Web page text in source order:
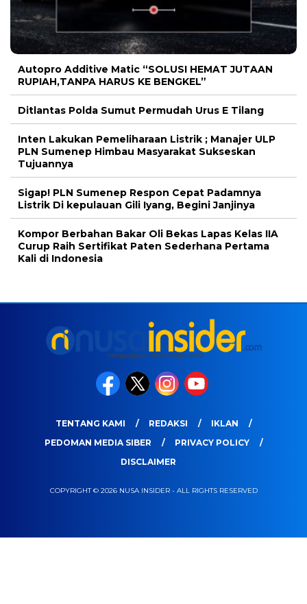
Autopro Additive Matic “SOLUSI HEMAT JUTAAN
RUPIAH,TANPA HARUS KE BENGKEL”
Ditlantas Polda Sumut Permudah Urus E Tilang
Inten Lakukan Pemeliharaan Listrik ; Manajer ULP
PLN Sumenep Himbau Masyarakat Sukseskan
Tujuannya
Sigap! PLN Sumenep Respon Cepat Padamnya
Listrik Di kepulauan Gili Iyang, Begini Janjinya
Kompor Berbahan Bakar Oli Bekas Lapas Kelas IIA
Curup Raih Sertifikat Paten Sederhana Pertama
Kali di Indonesia
TENTANG KAMI REDAKSI
IKLAN
PEDOMAN MEDIA SIBER
PRIVACY POLICY
DISCLAIMER
COPYRIGHT © 2026 NUSA INSIDER - ALL RIGHTS RESERVED